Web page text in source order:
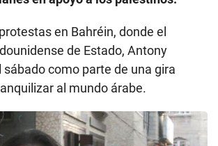
en Bahréin, donde el
de Estado, Antony
sábado como parte de una gira
al mundo árabe.